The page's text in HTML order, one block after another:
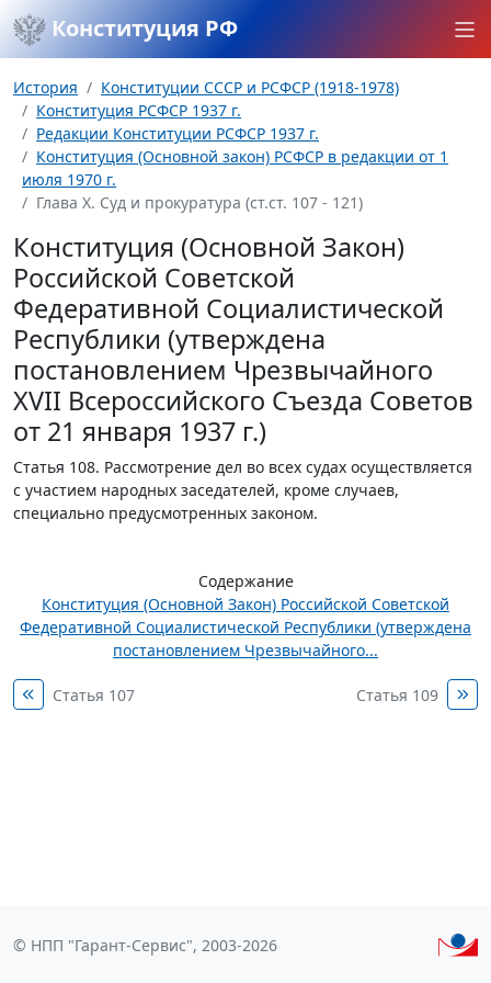
Конституция РФ
История
Конституции СССР и РСФСР (1918-1978)
Конституция РСФСР 1937 г.
Редакции Конституции РСФСР 1937 г.
Конституция (Основной закон) РСФСР в редакции от 1
июля 1970 г.
Глава Х. Суд и прокуратура (ст.ст. 107 - 121)
Конституция (Основной Закон)
Российской Советской
Федеративной Социалистической
Республики (утверждена
постановлением Чрезвычайного
XVII Всероссийского Съезда Советов
от 21 января 1937 г.)
Статья 108. Рассмотрение дел во всех судах осуществляется
с участием народных заседателей, кроме случаев,
специально предусмотренных законом.
Содержание
Конституция (Основной Закон) Российской Советской
Федеративной Социалистической Республики (утверждена
постановлением Чрезвычайного...
Статья 107 Статья 109
© НПП "Гарант-Сервис", 2003-2026